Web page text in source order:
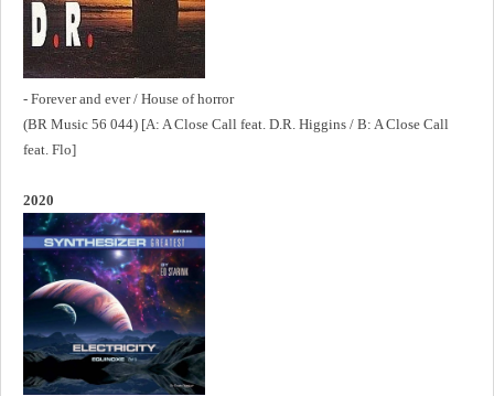
- Forever and ever / House of horror
(BR Music 56 044) [A: A Close Call feat. D.R. Higgins / B: A Close Call
feat. Flo]
2020